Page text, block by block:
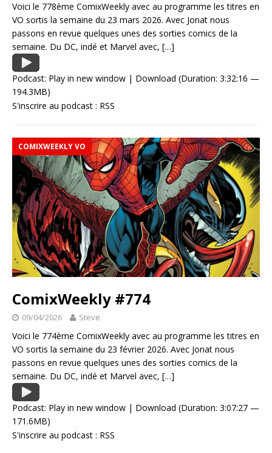
Voici le 778ème ComixWeekly avec au programme les titres en
VO sortis la semaine du 23 mars 2026. Avec Jonat nous
passons en revue quelques unes des sorties comics de la
semaine. Du DC, indé et Marvel avec, […]
Podcast: Play in new window | Download (Duration: 3:32:16 —
194.3MB)
S'inscrire au podcast : RSS
COMIXWEEKLY VO
ComixWeekly #774
09/04/2026 Steve
Voici le 774ème ComixWeekly avec au programme les titres en
VO sortis la semaine du 23 février 2026. Avec Jonat nous
passons en revue quelques unes des sorties comics de la
semaine. Du DC, indé et Marvel avec, […]
Podcast: Play in new window | Download (Duration: 3:07:27 —
171.6MB)
S'inscrire au podcast : RSS